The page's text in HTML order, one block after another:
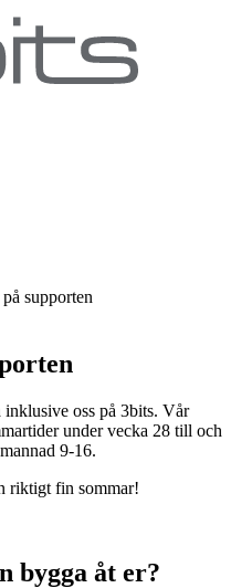
supporten
inklusive oss på 3bits. Vår
under vecka 28 till och
9-16.
riktigt fin sommar!
bygga åt er?